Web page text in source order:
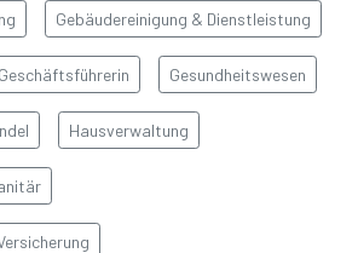
Gebäudereinigung & Dienstleistung
Geschäftsführerin Gesundheitswesen
Hausverwaltung